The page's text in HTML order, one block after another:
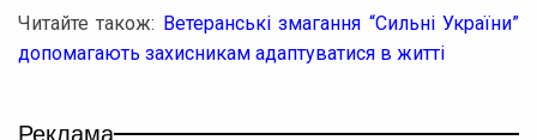
Читайте також: Ветеранські змагання “Сильні України”
допомагають захисникам адаптуватися в житті
Реклама